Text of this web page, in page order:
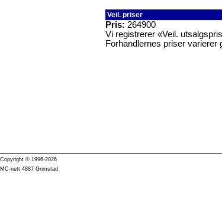
Veil. priser
Pris: 264900
Vi registrerer «Veil.
Forhandlernes priser varierer
Copyright © 1996-2026
MC-nett 4887 Grimstad